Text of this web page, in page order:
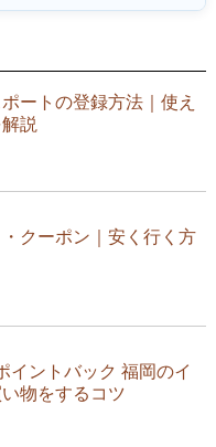
ートの登録方法｜使え
説
クーポン｜安く行く方
イントバック 福岡のイ
物をするコツ